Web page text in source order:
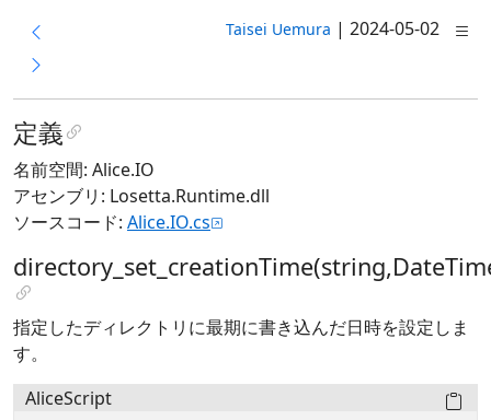
Taisei Uemura | 2024-05-02
定義
名前空間: Alice.IO
アセンブリ: Losetta.Runtime.dll
ソースコード: Alice.IO.cs
指定したディレクトリに最期に書き込んだ日時を設定しま
す。
AliceScript